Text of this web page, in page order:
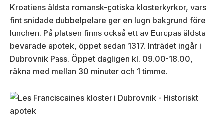
Kroatiens äldsta romansk-gotiska klosterkyrkor, vars
fint snidade dubbelpelare ger en lugn bakgrund före
lunchen. På platsen finns också ett av Europas äldsta
bevarade apotek, öppet sedan 1317. Inträdet ingår i
Dubrovnik Pass. Öppet dagligen kl. 09.00-18.00,
räkna med mellan 30 minuter och 1 timme.